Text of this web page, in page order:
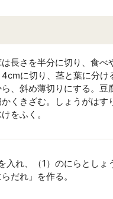
は長さを半分に切り、食べ
に切り、茎と葉に分け
、斜め薄切りにする。豆
くきざむ。しょうがはす
をふく。
入れ、（1）のにらとしょ
らだれ」を作る。